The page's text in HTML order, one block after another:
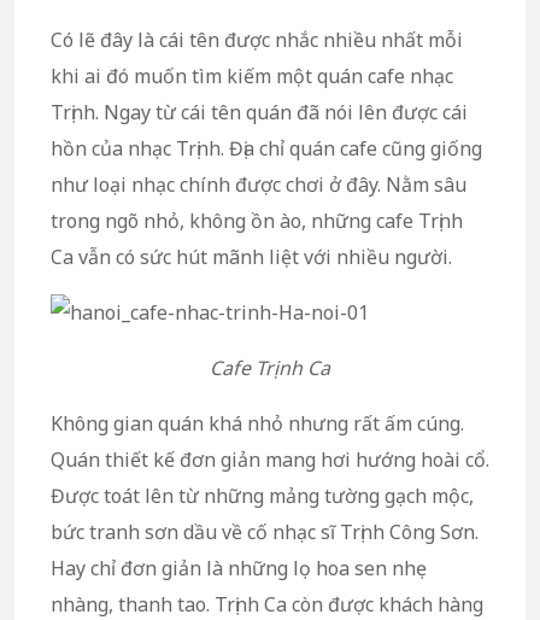
Có lẽ đây là cái tên được nhắc nhiều nhất mỗi
khi ai đó muốn tìm kiếm một quán cafe nhạc
Trịnh. Ngay từ cái tên quán đã nói lên được cái
hồn của nhạc Trịnh. Địa chỉ quán cafe cũng giống
như loại nhạc chính được chơi ở đây. Nằm sâu
trong ngõ nhỏ, không ồn ào, những cafe Trịnh
Ca vẫn có sức hút mãnh liệt với nhiều người.
Cafe Trịnh Ca
Không gian quán khá nhỏ nhưng rất ấm cúng.
Quán thiết kế đơn giản mang hơi hướng hoài cổ.
Được toát lên từ những mảng tường gạch mộc,
bức tranh sơn dầu về cố nhạc sĩ Trịnh Công Sơn.
Hay chỉ đơn giản là những lọ hoa sen nhẹ
nhàng, thanh tao. Trịnh Ca còn được khách hàng